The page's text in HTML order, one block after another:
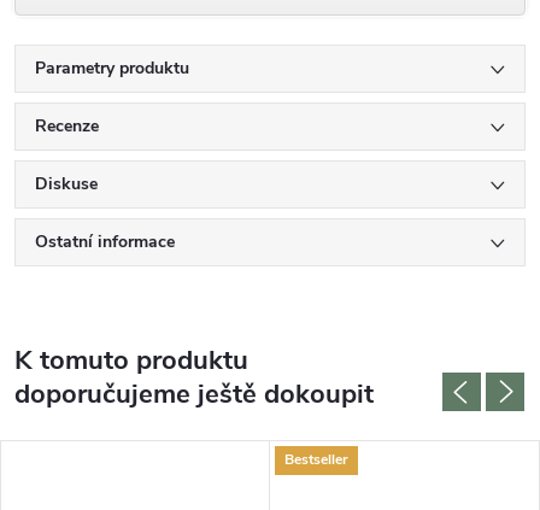
Parametry produktu
Recenze
Diskuse
Ostatní informace
K tomuto produktu
doporučujeme ještě dokoupit
Bestseller